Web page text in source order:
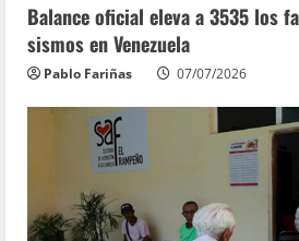
Balance oficial eleva a 3535 los
sismos en Venezuela
Pablo Fariñas 07/07/2026